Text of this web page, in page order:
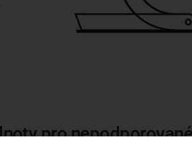
pro